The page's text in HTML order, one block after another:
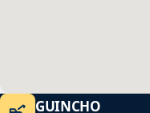
GUINCHO